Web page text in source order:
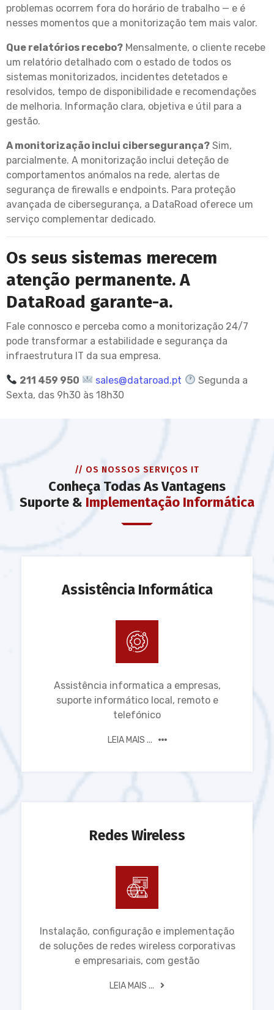
problemas ocorrem fora do horário de trabalho — e é
nesses momentos que a monitorização tem mais valor.
Que relatórios recebo? Mensalmente, o cliente recebe
um relatório detalhado com o estado de todos os
sistemas monitorizados, incidentes detetados e
resolvidos, tempo de disponibilidade e recomendações
de melhoria. Informação clara, objetiva e útil para a
gestão.
A monitorização inclui cibersegurança? Sim,
parcialmente. A monitorização inclui deteção de
comportamentos anómalos na rede, alertas de
segurança de firewalls e endpoints. Para proteção
avançada de cibersegurança, a DataRoad oferece um
serviço complementar dedicado.
Os seus sistemas merecem
atenção permanente. A
DataRoad garante-a.
Fale connosco e perceba como a monitorização 24/7
pode transformar a estabilidade e segurança da
infraestrutura IT da sua empresa.
211 459 950 sales@dataroad.pt
Segunda a
Sexta, das 9h30 às 18h30
// OS NOSSOS SERVIÇOS IT
Conheça Todas As Vantagens
Suporte & Implementação Informática
Assistência Informática
Assistência informatica a empresas,
suporte informático local, remoto e
telefónico
LEIA MAIS ...
Redes Wireless
Instalação, configuração e implementação
de soluções de redes wireless corporativas
e empresariais, com gestão
LEIA MAIS ...